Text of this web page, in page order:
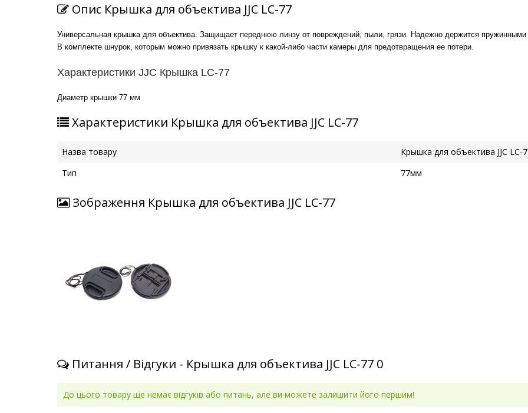
Опис Крышка для объектива JJC LC-77
Универсальная крышка для объектива. Защищает переднюю линзу от повреждений, пыли, грязи. Надежно держится
В комплекте шнурок, которым можно привязать крышку к какой-либо части камеры для предотвращения ее потери.
Характеристики JJC Крышка LC-77
Диаметр крышки 77 мм
Характеристики Крышка для объектива JJC LC-77
Назва товару
Крышка для объектива JJC LC-
Тип
77мм
Зображення Крышка для объектива JJC LC-77
Питання / Відгуки - Крышка для объектива JJC LC-77 0
До цього товару ще немає відгуків або питань, але ви можете залишити його першим!